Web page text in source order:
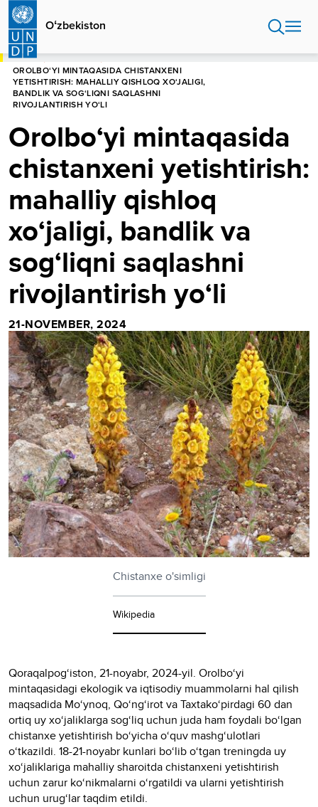
Skip
main
content
Oʻzbekiston
HOME
OROLBO‘YI MINTAQASIDA CHISTANXENI
YETISHTIRISH: MAHALLIY QISHLOQ XO‘JALIGI,
BANDLIK VA SOG‘LIQNI SAQLASHNI
RIVOJLANTIRISH YO‘LI
Orolbo‘yi mintaqasida
chistanxeni yetishtirish:
mahalliy qishloq
xo‘jaligi, bandlik va
sog‘liqni saqlashni
rivojlantirish yo‘li
21-NOVEMBER, 2024
Chistanxe o'simligi
Wikipedia
Qoraqalpog‘iston, 21-noyabr, 2024-yil. Orolbo‘yi
mintaqasidagi ekologik va iqtisodiy muammolarni hal qilish
maqsadida Mo‘ynoq, Qo‘ng‘irot va Taxtako‘pirdagi 60 dan
ortiq uy xo‘jaliklarga sog‘liq uchun juda ham foydali bo‘lgan
chistanxe yetishtirish bo‘yicha o‘quv mashg‘ulotlari
o‘tkazildi. 18-21-noyabr kunlari bo‘lib o‘tgan treningda uy
xo‘jaliklariga mahalliy sharoitda chistanxeni yetishtirish
uchun zarur ko‘nikmalarni o‘rgatildi va ularni yetishtirish
uchun urug‘lar taqdim etildi.